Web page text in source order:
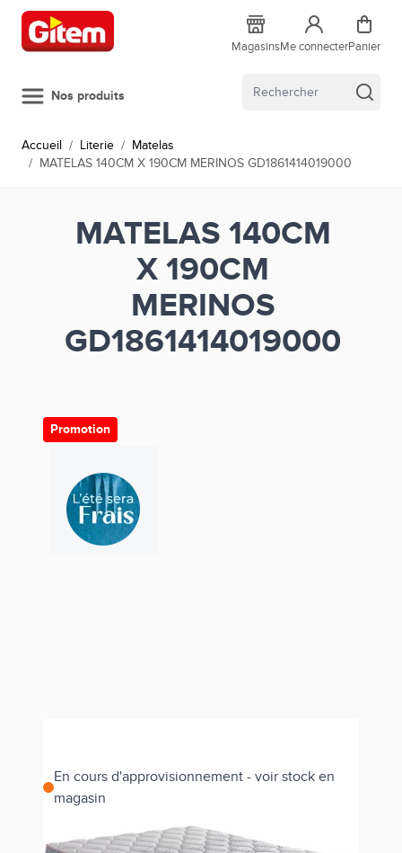
Allez au contenu
MagasinsMe connecterPanier
Nos produits
Accueil / Literie / Matelas
/ MATELAS 140CM X 190CM MERINOS GD1861414019000
MATELAS 140CM
X 190CM
MERINOS
GD1861414019000
Promotion
En cours d'approvisionnement - voir stock en
magasin
Estimer les frais de port